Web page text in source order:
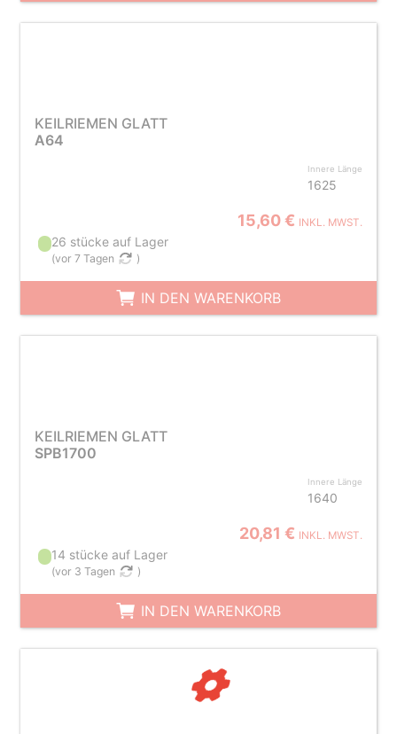
KEILRIEMEN GLATT
A64
Innere Länge
1625
15,60 € INKL. MWST.
26 stücke auf Lager
(vor 7 Tagen )
IN DEN WARENKORB
KEILRIEMEN GLATT
SPB1700
Innere Länge
1640
20,81 € INKL. MWST.
14 stücke auf Lager
(vor 3 Tagen )
IN DEN WARENKORB